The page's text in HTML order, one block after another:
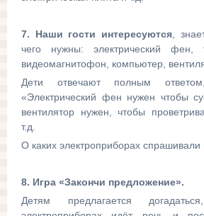
7. Наши гости интересуются ,
чего нужны: электрический фен,
видеомагнитофон, компьютер,
Дети отвечают полным
«Электрический фен нужен чтобы
вентилятор нужен, чтобы
т.д.
О каких электроприборах спрашивали
8. Игра «Закончи предложение».
Детям предлагается